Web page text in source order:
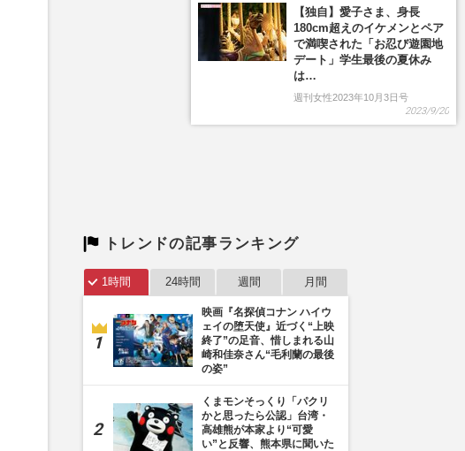
トレンドの記事ランキング
1時間 24時間 週間 月間
映画『名探偵コナン ハイウ
ェイの堕天使』近づく“上映
終了”の足音、惜しまれる山
崎和佳奈さん“毛利蘭の最後
の姿”
くまモンそっくり「パクリ
かと思ったら公認」台湾・
高雄熊が本家より“可愛
い”と反響、熊本県に聞いた
【独自】愛子さま、身長
180cm超えのイケメンとペア
で満喫された「お忍び遊園地
デート」学生最後の夏休み
は…
週刊女性2023年10月3日号
2023/9/20